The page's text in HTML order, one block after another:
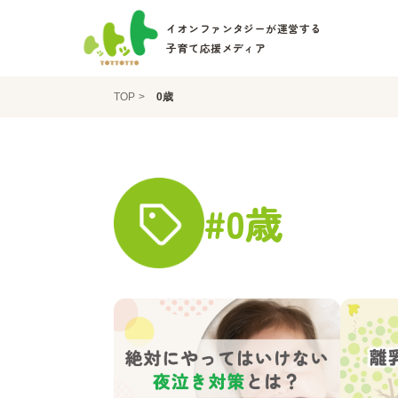
イオンファンタジーが運営する
子育て応援メディア
TOP 0歳
#0歳